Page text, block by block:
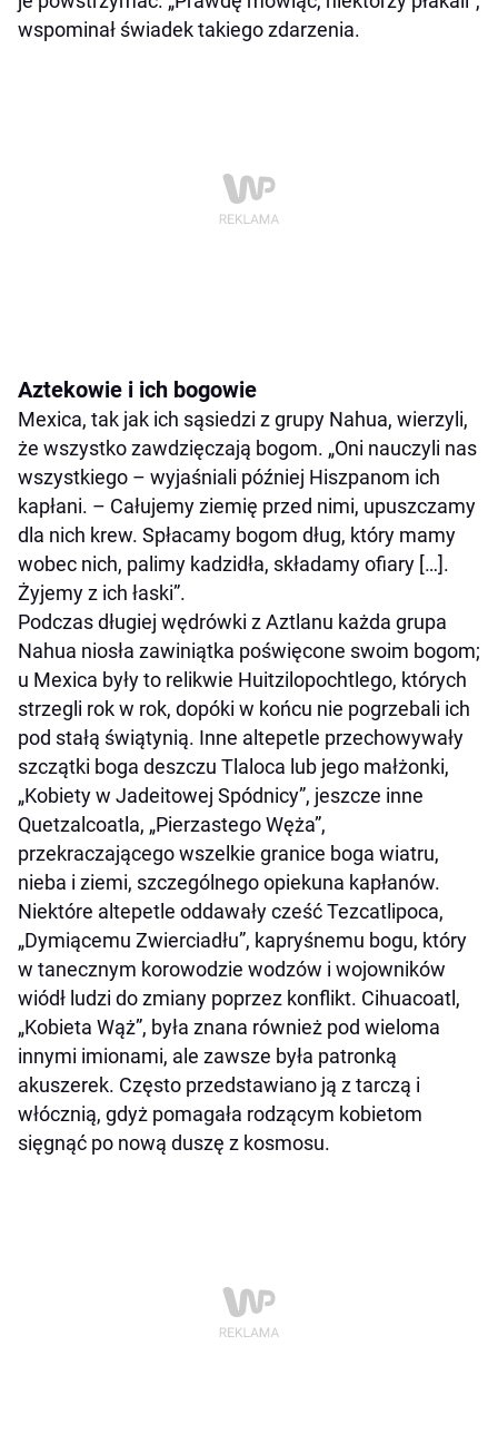
wspominał świadek takiego zdarzenia.
Aztekowie i ich bogowie
Mexica, tak jak ich sąsiedzi z grupy Nahua, wierzyli,
że wszystko zawdzięczają bogom. „Oni nauczyli nas
wszystkiego – wyjaśniali później Hiszpanom ich
kapłani. – Całujemy ziemię przed nimi, upuszczamy
dla nich krew. Spłacamy bogom dług, który mamy
wobec nich, palimy kadzidła, składamy ofiary […].
Żyjemy z ich łaski”.
Podczas długiej wędrówki z Aztlanu każda grupa
Nahua niosła zawiniątka poświęcone swoim bogom;
u Mexica były to relikwie Huitzilopochtlego, których
strzegli rok w rok, dopóki w końcu nie pogrzebali ich
pod stałą świątynią. Inne altepetle przechowywały
szczątki boga deszczu Tlaloca lub jego małżonki,
„Kobiety w Jadeitowej Spódnicy”, jeszcze inne
Quetzalcoatla, „Pierzastego Węża”,
przekraczającego wszelkie granice boga wiatru,
nieba i ziemi, szczególnego opiekuna kapłanów.
Niektóre altepetle oddawały cześć Tezcatlipoca,
„Dymiącemu Zwierciadłu”, kapryśnemu bogu, który
w tanecznym korowodzie wodzów i wojowników
wiódł ludzi do zmiany poprzez konflikt. Cihuacoatl,
„Kobieta Wąż”, była znana również pod wieloma
innymi imionami, ale zawsze była patronką
akuszerek. Często przedstawiano ją z tarczą i
włócznią, gdyż pomagała rodzącym kobietom
sięgnąć po nową duszę z kosmosu.